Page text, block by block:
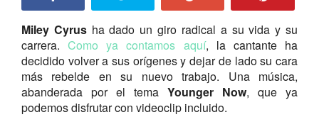
Miley Cyrusha dado un giro radical a su vida y su
carrera.Como ya contamos aquí, la cantante ha
decidido volver a sus orígenes y dejar de lado su cara
más rebelde en su nuevo trabajo. Una música,
abanderada por el tema Younger Now, que ya
podemos disfrutar con videoclip incluido.